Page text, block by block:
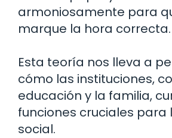
armoniosamente para
marque la hora correcta.
Esta teoría nos lleva a
cómo las instituciones,
educación y la familia,
funciones cruciales para
social.